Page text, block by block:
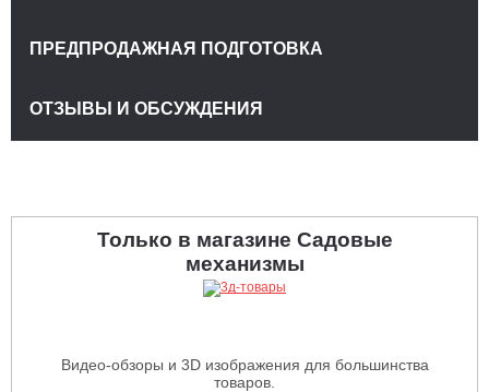
ПРЕДПРОДАЖНАЯ ПОДГОТОВКА
ОТЗЫВЫ И ОБСУЖДЕНИЯ
Только в магазине Садовые
механизмы
Видео-обзоры и 3D изображения для большинства
товаров.